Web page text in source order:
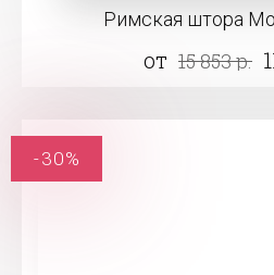
Римская штора
от 15 853 р.
-30%